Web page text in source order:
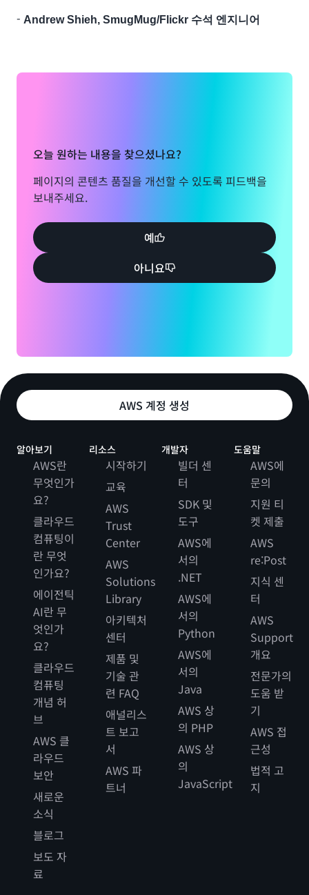
- Andrew Shieh, SmugMug/Flickr 수석 엔지니어
오늘 원하는 내용을 찾으셨나요?
페이지의 콘텐츠 품질을 개선할 수 있도록 피드백을
보내주세요.
예
아니요
AWS 계정 생성
알아보기
AWS란
무엇인가
요?
클라우드
컴퓨팅이
란 무엇
인가요?
에이전틱
AI란 무
엇인가
요?
클라우드
컴퓨팅
개념 허
브
AWS 클
라우드
보안
새로운
소식
블로그
보도 자
료
리소스
시작하기
교육
AWS
Trust
Center
AWS
Solutions
Library
아키텍처
센터
제품 및
기술 관
련 FAQ
애널리스
트 보고
서
AWS 파
트너
개발자
빌더 센
터
SDK 및
도구
AWS에
서의
.NET
AWS에
서의
Python
AWS에
서의
Java
AWS 상
의 PHP
AWS 상
의
JavaScript
도움말
AWS에
문의
지원 티
켓 제출
AWS
re:Post
지식 센
터
AWS
Support
개요
전문가의
도움 받
기
AWS 접
근성
법적 고
지